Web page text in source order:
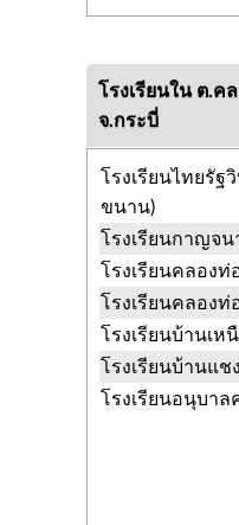
โรงเรียนใน ต.ค
จ.กระบี่
โรงเรียนไทยรัฐ
ขนาน)
โรงเรียนกาญจ
โรงเรียนคลอง
โรงเรียนคลอง
โรงเรียนบ้านเห
โรงเรียนบ้านแช
โรงเรียนอนุบา